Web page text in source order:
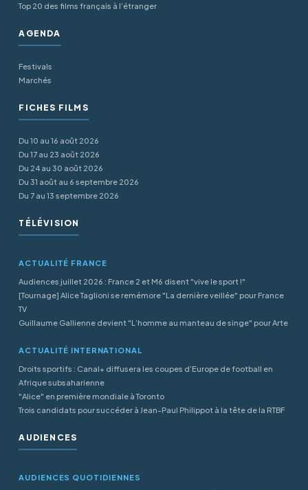
Top 20 des films français à l’étranger
AGENDA
Festivals
Marchés
FICHES FILMS
Du 10 au 16 août 2026
Du 17 au 23 août 2026
Du 24 au 30 août 2026
Du 31 août au 6 septembre 2026
Du 7 au 13 septembre 2026
TÉLÉVISION
ACTUALITÉ FRANCE
Audiences juillet 2026 : France 2 et M6 disent "vive le sport !"
[Tournage] Alice Taglioni se remémore "La dernière veillée" pour France
TV
Guillaume Gallienne devient "L’homme au manteau de singe" pour Arte
ACTUALITÉ INTERNATIONAL
Droits sportifs : Canal+ diffusera les coupes d’Europe de football en
Afrique subsaharienne
"Alice" en première mondiale à Toronto
Trois candidats pour succéder à Jean-Paul Philippot à la tête de la RTBF
AUDIENCES
AUDIENCES QUOTIDIENNES